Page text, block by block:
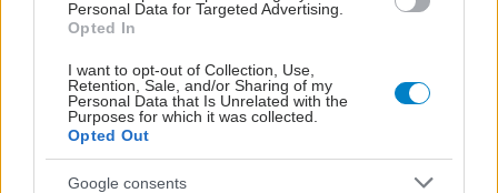
Personal Data for Targeted Advertising.
Opted In
I want to opt-out of Collection, Use,
Retention, Sale, and/or Sharing of my
Personal Data that Is Unrelated with the
Purposes for which it was collected.
Opted Out
Google consents